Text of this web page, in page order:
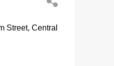
Street, Central